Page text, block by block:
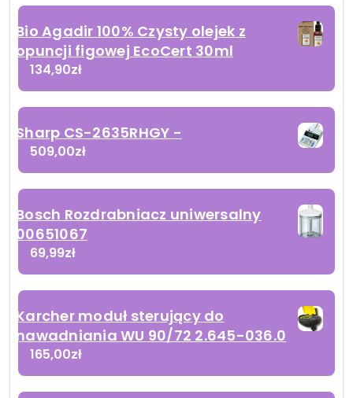
Bio Agadir 100% Czysty olejek z
opuncji figowej EcoCert 30ml
134,90zł
Sharp CS-2635RHGY -
509,00zł
Bosch Rozdrabniacz uniwersalny
00651067
69,99zł
Karcher moduł sterujący do
nawadniania WU 90/72 2.645-036.0
165,00zł